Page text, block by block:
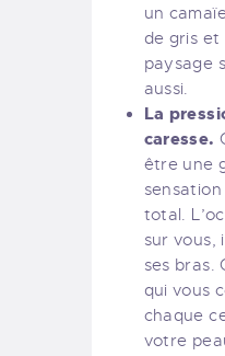
un
de gris et
paysage
aussi.
La
caresse.
être une
total.
sur vous,
ses bras.
qui vous
chaque
votre